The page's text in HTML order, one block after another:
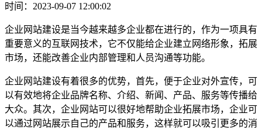
时间：2023-09-07 12:00:02
企业网站建设是当今越来越多企业都在进行的，作为一项具有
重要意义的互联网技术，它不仅能给企业建立网络形象，拓展
市场，还能改善企业内部管理和人员沟通等功能。
企业网站建设有着很多的优势，首先，便于企业对外宣传，可
以有效地将企业品牌名称、介绍、新闻、产品、服务等传播给
大众。其次，企业网站可以很好地帮助企业拓展市场，企业可
以通过网站展示自己的产品和服务，这样就可以吸引更多的消